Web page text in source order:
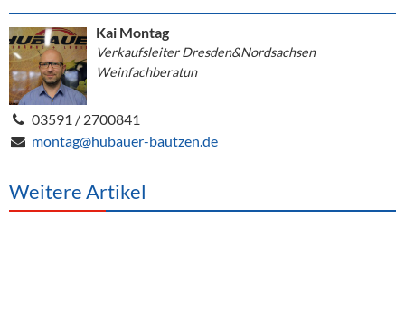
Kai Montag
Verkaufsleiter Dresden&Nordsachsen
Weinfachberatun
03591 / 2700841
montag@hubauer-bautzen.de
Weitere Artikel